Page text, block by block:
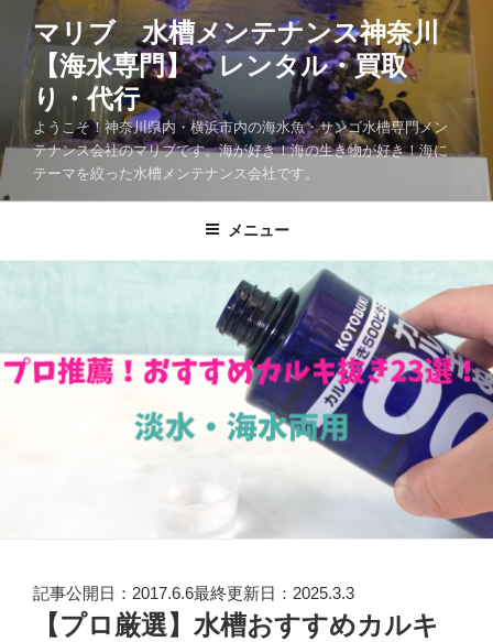
マリブ 水槽メンテナンス神奈川
【海水専門】 レンタル・買取
り・代行
ようこそ！神奈川県内・横浜市内の海水魚・サンゴ水槽専門メン
テナンス会社のマリブです。海が好き！海の生き物が好き！海に
テーマを絞った水槽メンテナンス会社です。
メニュー
記事公開日：2017.6.6最終更新日：2025.3.3
【プロ厳選】水槽おすすめカルキ